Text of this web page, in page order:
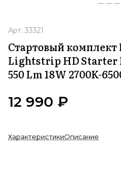
Арт. 33321
Стартовый комплект
Lightstrip HD Starter
550 Lm 18W 2700K-
12 990 ₽
ХарактеристикиОписание